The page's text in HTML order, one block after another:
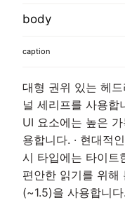
body
caption
대형 권위 있는 헤
널 세리프를 사용합
UI 요소에는 높은
용합니다. · 현대적
시 타입에는 타이트
편안한 읽기를 위해
(~1.5)을 사용합니다.